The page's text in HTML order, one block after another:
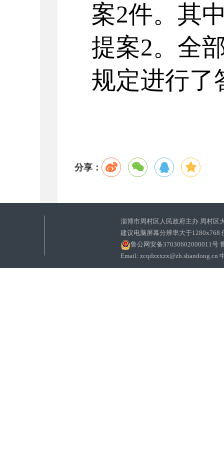
案2件。其
提案2。全
规定进行了
分享：
淄博市周村区人民政府主办 周村区
建议电脑屏幕分辨率大于1280x768
鲁公网安备37030602000011号
Email: zcqdzxxzx@zb.shandong.cn